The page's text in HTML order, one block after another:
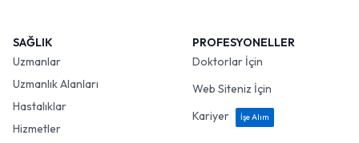
SAĞLIK
Uzmanlar
Uzmanlık Alanları
Hastalıklar
Hizmetler
PROFESYONELLER
Doktorlar İçin
Web Siteniz İçin
Kariyer
İşe Alım